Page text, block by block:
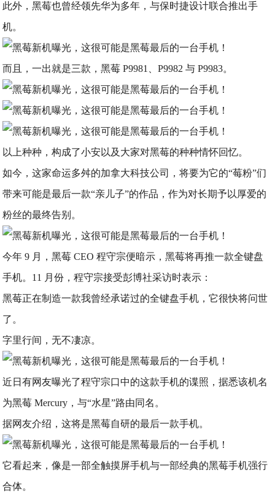
此外，黑莓也曾经领先华为多年，与保时捷设计联合推出手
机。
而且，一出就是三款，黑莓 P9981、P9982 与 P9983。
以上种种，构成了小安以及大家对黑莓的种种情怀回忆。
如今，这家命运多舛的加拿大科技公司，将要为它的“莓粉”们
带来可能是最后一款“亲儿子”的作品，作为对长期予以厚爱的
粉丝的最终告别。
今年 9 月，黑莓 CEO 程守宗便暗示，黑莓将再推一款全键盘
手机。11 月份，程守宗接受彭博社采访时表示：
黑莓正在制造一款我曾经承诺过的全键盘手机，它很快将问世
了。
字里行间，无不凄凉。
近日有网友曝光了程守宗口中的这款手机的谍照，据悉该机名
为黑莓 Mercury，与“水星”路由同名。
据网友介绍，这将是黑莓自研的最后一款手机。
它看起来，像是一部全触摸屏手机与一部经典的黑莓手机强行
合体。